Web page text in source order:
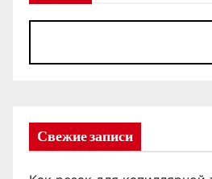
Свежие записи